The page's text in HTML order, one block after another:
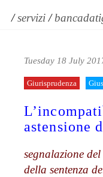
/servizi/
Tuesday 18 July
Giurisprudenza
astensione
segnalazione
della sentenza